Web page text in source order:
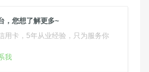
，您想了解更多~
用卡，5年从业经验，只为服务你
我